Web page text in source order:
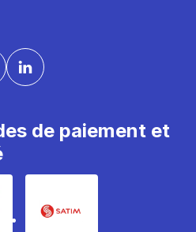
de paiement et